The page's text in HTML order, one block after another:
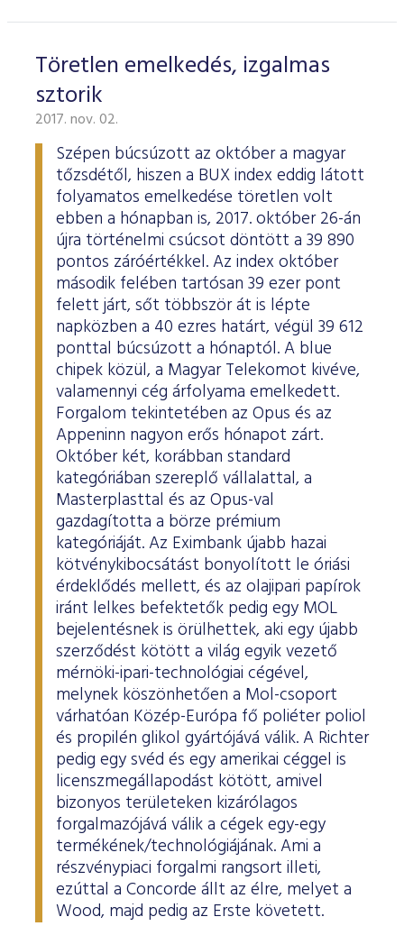
Töretlen emelkedés, izgalmas
sztorik
2017. nov. 02.
Szépen búcsúzott az október a magyar
tőzsdétől, hiszen a BUX index eddig látott
folyamatos emelkedése töretlen volt
ebben a hónapban is, 2017. október 26-án
újra történelmi csúcsot döntött a 39 890
pontos záróértékkel. Az index október
második felében tartósan 39 ezer pont
felett járt, sőt többször át is lépte
napközben a 40 ezres határt, végül 39 612
ponttal búcsúzott a hónaptól. A blue
chipek közül, a Magyar Telekomot kivéve,
valamennyi cég árfolyama emelkedett.
Forgalom tekintetében az Opus és az
Appeninn nagyon erős hónapot zárt.
Október két, korábban standard
kategóriában szereplő vállalattal, a
Masterplasttal és az Opus-val
gazdagította a börze prémium
kategóriáját. Az Eximbank újabb hazai
kötvénykibocsátást bonyolított le óriási
érdeklődés mellett, és az olajipari papírok
iránt lelkes befektetők pedig egy MOL
bejelentésnek is örülhettek, aki egy újabb
szerződést kötött a világ egyik vezető
mérnöki-ipari-technológiai cégével,
melynek köszönhetően a Mol-csoport
várhatóan Közép-Európa fő poliéter poliol
és propilén glikol gyártójává válik. A Richter
pedig egy svéd és egy amerikai céggel is
licenszmegállapodást kötött, amivel
bizonyos területeken kizárólagos
forgalmazójává válik a cégek egy-egy
termékének/technológiájának. Ami a
részvénypiaci forgalmi rangsort illeti,
ezúttal a Concorde állt az élre, melyet a
Wood, majd pedig az Erste követett.